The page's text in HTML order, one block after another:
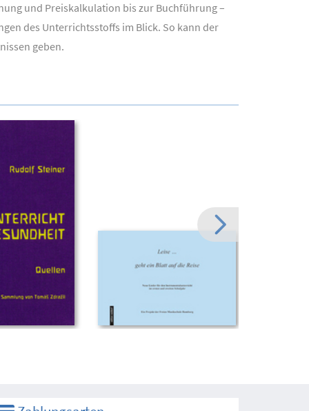
und Preiskalkulation bis zur Buchführung –
des Unterrichtsstoffs im Blick. So kann der
geben.